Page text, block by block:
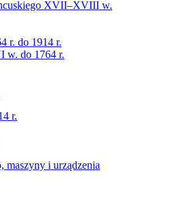
XVII–XVIII w.
r. do 1914 r.
w. do 1764 r.
r.
maszyny i urządzenia